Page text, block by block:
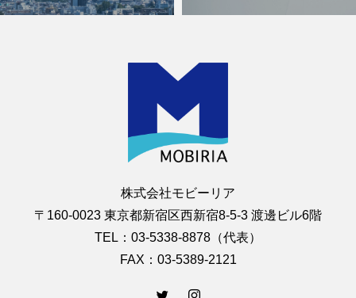
株式会社モビーリア
〒160-0023 東京都新宿区西新宿8-5-3 渡邊ビル6階
TEL：03-5338-8878（代表）
FAX：03-5389-2121